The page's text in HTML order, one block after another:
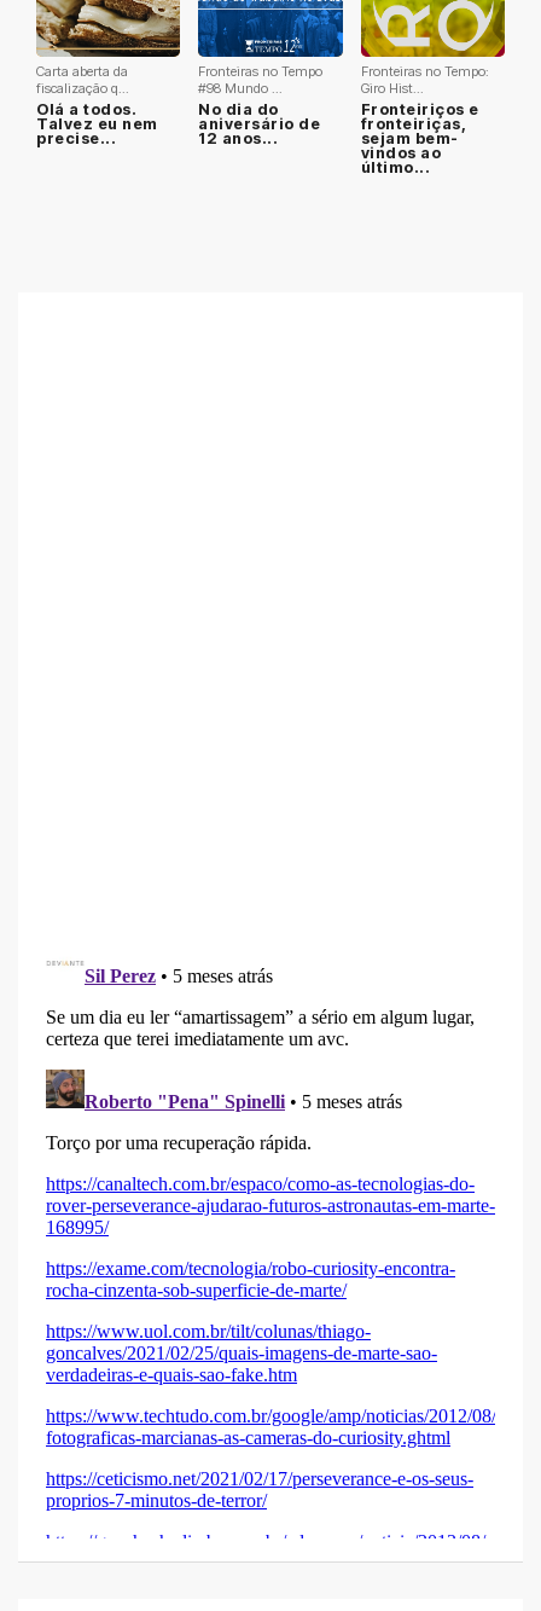
Carta aberta da
fiscalização q...
Olá a todos.
Talvez eu nem
precise...
Fronteiras no Tempo
#98 Mundo ...
No dia do
aniversário de
12 anos...
Fronteiras no Tempo:
Giro Hist...
Fronteiriços e
fronteiriças,
sejam bem-
vindos ao
último...